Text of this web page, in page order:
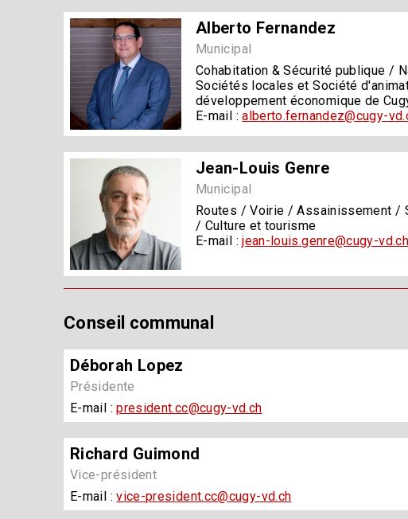
Alberto Fernandez
Municipal
Cohabitation & Sécurité publique /
Sociétés locales et Société
développement économique de
E-mail :alberto.fernandez@cugy-
Jean-Louis Genre
Municipal
Routes / Voirie / Assainissement /
/ Culture et tourisme
E-mail :jean-louis.genre@cugy-vd.ch
Conseil communal
Déborah Lopez
Présidente
E-mail :president.cc@cugy-vd.ch
Richard Guimond
Vice-président
E-mail :vice-president.cc@cugy-vd.ch